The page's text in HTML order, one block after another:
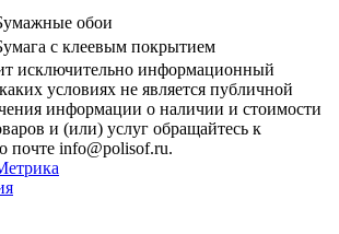
обои
с клеевым покрытием
исключительно информационный
условиях не является публичной
информации о наличии и стоимости
и (или) услуг обращайтесь к
почте info@polisof.ru.